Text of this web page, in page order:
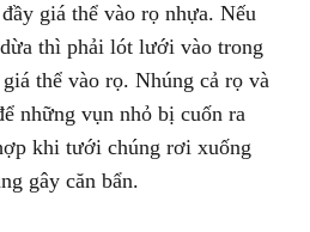
giá thể vào rọ nhựa. Nếu
thì phải lót lưới vào trong
thể vào rọ. Nhúng cả rọ và
những vụn nhỏ bị cuốn ra
khi tưới chúng rơi xuống
gây căn bẩn.